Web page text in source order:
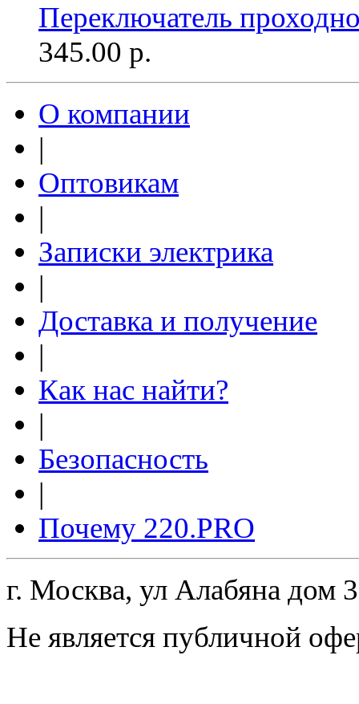
Переключатель
345.00 р.
О компании
|
Оптовикам
|
Записки электрика
|
Доставка и получение
|
Как нас найти?
|
Безопасность
|
Почему 220.PRO
г. Москва, ул Алабяна дом
Не является публичной